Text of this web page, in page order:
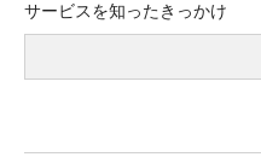
サービスを知ったきっかけ